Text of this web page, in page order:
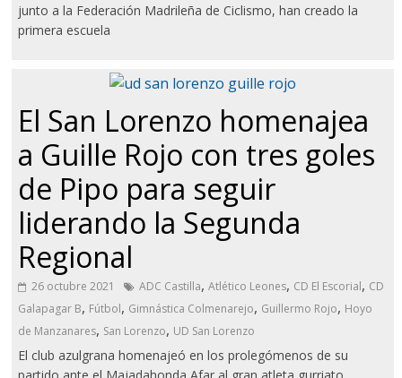
junto a la Federación Madrileña de Ciclismo, han creado la
primera escuela
El San Lorenzo homenajea
a Guille Rojo con tres goles
de Pipo para seguir
liderando la Segunda
Regional
26 octubre 2021 ADC Castilla,Atlético Leones, CD El Escorial, CD
Galapagar B, Fútbol, Gimnástica Colmenarejo, Guillermo Rojo, Hoyo
de Manzanares, San Lorenzo, UD San Lorenzo
El club azulgrana homenajeó en los prolegómenos de su
partido ante el Majadahonda Afar al gran atleta gurriato,